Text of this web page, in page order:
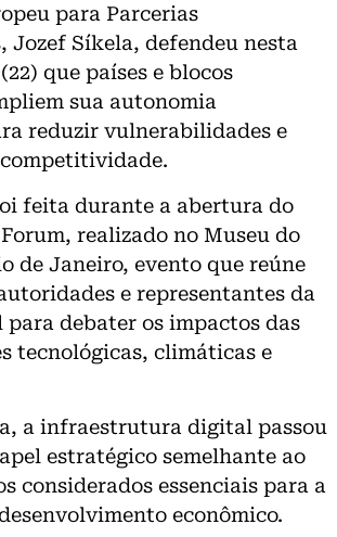
para Parcerias
Jozef Síkela, defendeu nesta
que países e blocos
sua autonomia
reduzir vulnerabilidades e
feita durante a abertura do
realizado no Museu do
de Janeiro, evento que reúne
e representantes da
para debater os impactos das
tecnológicas, climáticas e
a infraestrutura digital passou
estratégico semelhante ao
considerados essenciais para a
econômico.